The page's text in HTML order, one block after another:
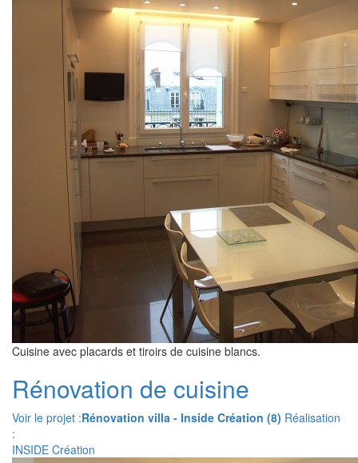
Cuisine avec placards et tiroirs de cuisine blancs.
Rénovation de cuisine
Voir le projet :Rénovation villa - Inside Création (8) Réalisation
:
INSIDE Création